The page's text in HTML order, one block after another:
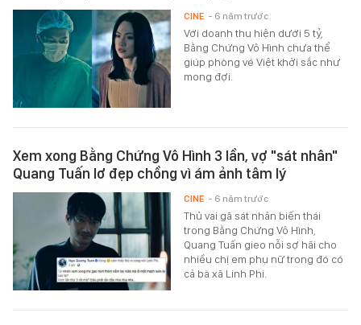
Với doanh thu hiện dưới 5 tỷ,
Bằng Chứng Vô Hình chưa thể
giúp phòng vé Việt khởi sắc như
mong đợi.
CINE - 6 năm trước
Xem xong Bằng Chứng Vô Hình 3 lần, vợ "sát nhân"
Quang Tuấn lơ đẹp chồng vì ám ảnh tâm lý
Thủ vai gã sát nhân biến thái
trong Bằng Chứng Vô Hình,
Quang Tuấn gieo nỗi sợ hãi cho
nhiều chị em phụ nữ trong đó có
cả bà xã Linh Phi.
CINE - 6 năm trước